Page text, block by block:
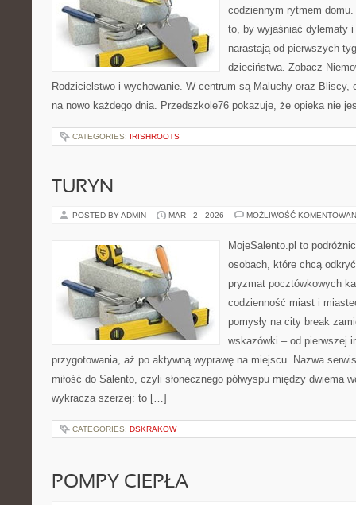
codziennym rytmem
to, by wyjaśniać dylematy
narastają od pierwszych
dzieciństwa. Zobacz
Rodzicielstwo i wychowanie. W centrum są Maluchy oraz
na nowo każdego dnia. Przedszkole76 pokazuje, że opieka nie
CATEGORIES: IRISHROOTS
TURYN
POSTED BY ADMIN MAR - 2 - 2026 MOŻLIWOŚĆ
MojeSalento.pl to
osobach, które chcą
pryzmat pocztówkowych
codzienność miast i
pomysły na city break
wskazówki – od pierwszej
przygotowania, aż po aktywną wyprawę na miejscu. Nazwa
miłość do Salento, czyli słonecznego półwyspu między dwiema
wykracza szerzej: to […]
CATEGORIES: DSKRAKOW
POMPY CIEPŁA